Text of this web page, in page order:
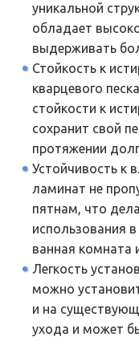
уникальной
обладает
выдерживать
Стойкость к
кварцевого
стойкости к
сохранит свой
протяжении
Устойчивость к
ламинат не
пятнам, что
использования
ванная комната
Легкость
можно
и на
ухода и может